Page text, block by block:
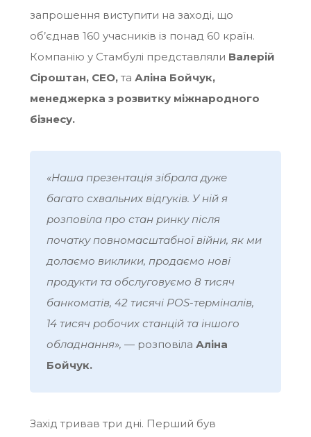
запрошення виступити на заході, що
об’єднав 160 учасників із понад 60 країн.
Компанію у Стамбулі представляли Валерій
Сіроштан, CEO,та Аліна Бойчук,
менеджерка з розвитку міжнародного
бізнесу.
«Наша презентація зібрала дуже
багато схвальних відгуків. У ній я
розповіла про стан ринку після
початку повномасштабної війни, як ми
долаємо виклики, продаємо нові
продукти та обслуговуємо 8 тисяч
банкоматів, 42 тисячі POS-терміналів,
14 тисяч робочих станцій та іншого
обладнання», — розповіла Аліна
Бойчук.
Захід тривав три дні. Перший був